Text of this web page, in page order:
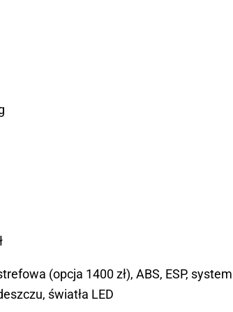
(opcja 1400 zł), ABS, ESP, system
światła LED